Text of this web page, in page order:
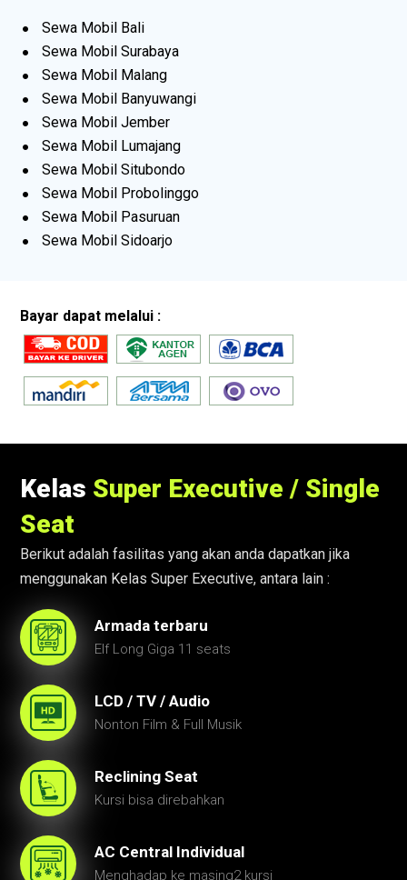
Sewa Mobil Bali
Sewa Mobil Surabaya
Sewa Mobil Malang
Sewa Mobil Banyuwangi
Sewa Mobil Jember
Sewa Mobil Lumajang
Sewa Mobil Situbondo
Sewa Mobil Probolinggo
Sewa Mobil Pasuruan
Sewa Mobil Sidoarjo
Bayar dapat melalui :
Kelas Super Executive / Single
Seat
Berikut adalah fasilitas yang akan anda dapatkan jika
menggunakan Kelas Super Executive, antara lain :
Armada terbaru
Elf Long Giga 11 seats
LCD / TV / Audio
Nonton Film & Full Musik
Reclining Seat
Kursi bisa direbahkan
AC Central Individual
Menghadap ke masing2 kursi